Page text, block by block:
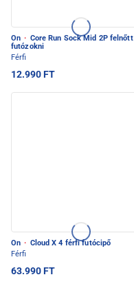
On · Core Run Sock Mid 2P felnőtt
futózokni
Férfi
12.990 FT
On · Cloud X 4 férfi futócipő
Férfi
63.990 FT